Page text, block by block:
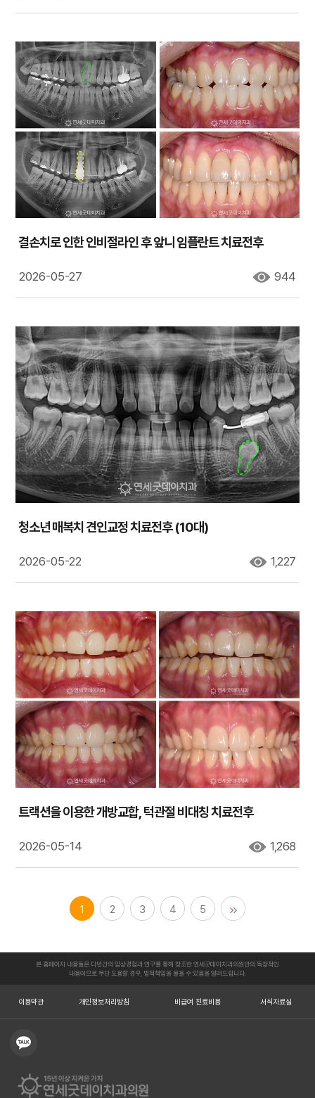
결손치로 인한 인비절라인 후 앞니 임플란트 치료전후
2026-05-27 944
청소년 매복치 견인교정 치료전후 (10대)
2026-05-22 1,227
트랙션을 이용한 개방교합, 턱관절 비대칭 치료전후
2026-05-14 1,268
1 2 3 4 5
본 홈페이지 내용들은 다년간의 임상경험과 연구를 통해 창조한 연세굿데이치과의원만의 독창적인
내용이므로 무단 도용할 경우, 법적책임을 물을 수 있음을 알려드립니다.
이용약관 개인정보처리방침 비급여 진료비용 서식자료실